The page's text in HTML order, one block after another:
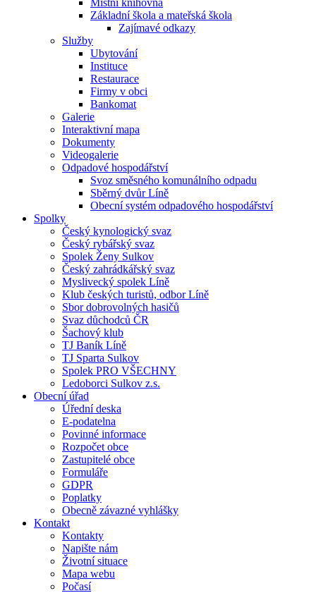
Místní knihovna
Základní škola a mateřská škola
Zajímavé odkazy
Služby
Ubytování
Instituce
Restaurace
Firmy v obci
Bankomat
Galerie
Interaktivní mapa
Dokumenty
Videogalerie
Odpadové hospodářství
Svoz směsného komunálního odpadu
Sběrný dvůr Líně
Obecní systém odpadového hospodářství
Spolky
Český kynologický svaz
Český rybářský svaz
Spolek Ženy Sulkov
Český zahrádkářský svaz
Myslivecký spolek Líně
Klub českých turistů, odbor Líně
Sbor dobrovolných hasičů
Svaz důchodců ČR
Šachový klub
TJ Baník Líně
TJ Sparta Sulkov
Spolek PRO VŠECHNY
Ledoborci Sulkov z.s.
Obecní úřad
Úřední deska
E-podatelna
Povinné informace
Rozpočet obce
Zastupitelé obce
Formuláře
GDPR
Poplatky
Obecně závazné vyhlášky
Kontakt
Kontakty
Napište nám
Životní situace
Mapa webu
Počasí